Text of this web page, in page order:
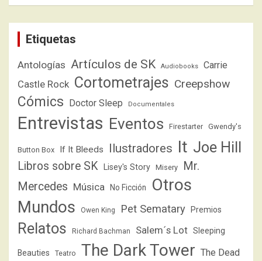
Etiquetas
Antologías Artículos de SK Audiobooks Carrie
Castle Rock Cortometrajes Creepshow
Cómics Doctor Sleep Documentales
Entrevistas Eventos Firestarter Gwendy's
Button Box If It Bleeds Ilustradores It Joe Hill
Libros sobre SK Lisey's Story Misery
Mr.
Mercedes Música No Ficción
Otros
Mundos
Owen King Pet Sematary Premios
Relatos Richard Bachman Salem´s Lot Sleeping
Beauties Teatro The Dark Tower The Dead